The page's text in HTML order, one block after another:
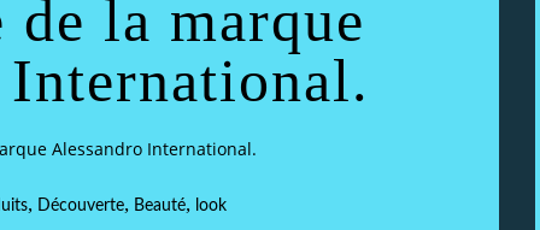
de la marque
Alessandro International.
, Découverte, Beauté, look